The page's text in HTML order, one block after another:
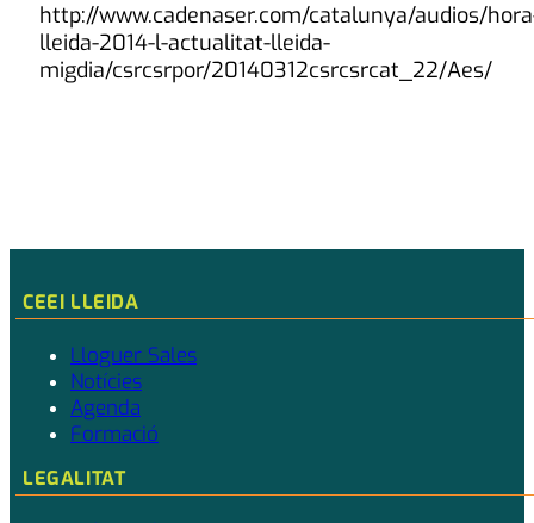
http://www.cadenaser.com/catalunya/audios/
lleida-2014-l-actualitat-lleida-
migdia/csrcsrpor/20140312csrcsrcat_22/Aes/
CEEI LLEIDA
Lloguer Sales
Notícies
Agenda
Formació
LEGALITAT